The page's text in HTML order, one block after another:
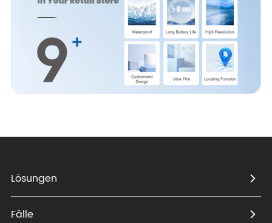
Lösungen
Fälle